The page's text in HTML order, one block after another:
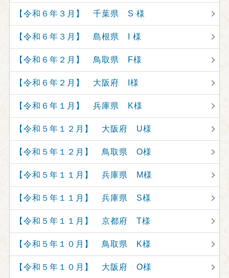
【令和６年３月】 千葉県 S 様
【令和６年３月】 島根県 I 様
【令和６年２月】 鳥取県 F様
【令和６年２月】 大阪府 I様
【令和６年１月】 兵庫県 K様
【令和５年１２月】 大阪府 U様
【令和５年１２月】 鳥取県 O様
【令和５年１１月】 兵庫県 M様
【令和５年１１月】 兵庫県 S様
【令和５年１１月】 京都府 T様
【令和５年１０月】 鳥取県 K様
【令和５年１０月】 大阪府 O様